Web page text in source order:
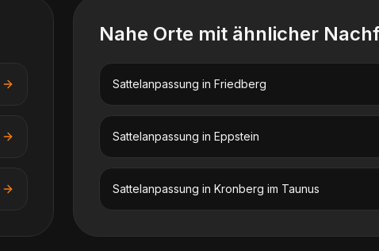
Nahe Orte mit ähnlicher
Sattelanpassung in Friedberg
Sattelanpassung in Eppstein
Sattelanpassung in Kronberg im Taunus